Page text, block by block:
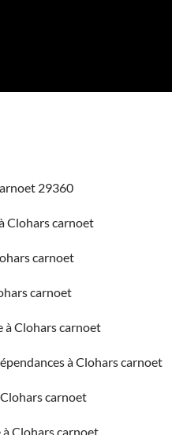
29360
Clohars carnoet
carnoet
carnoet
à Clohars carnoet
à Clohars carnoet
carnoet
Clohars carnoet